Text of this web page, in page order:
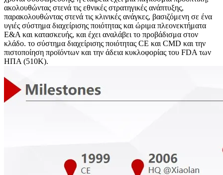
ακολουθώντας στενά τις εθνικές στρατηγικές ανάπτυξης,
παρακολουθώντας στενά τις κλινικές ανάγκες, βασιζόμενη σε ένα
υγιές σύστημα διαχείρισης ποιότητας και ώριμα πλεονεκτήματα
Ε&Α και κατασκευής, και έχει αναλάβει το προβάδισμα στον
κλάδο. το σύστημα διαχείρισης ποιότητας CE και CMD και την
πιστοποίηση προϊόντων και την άδεια κυκλοφορίας του FDA των
ΗΠΑ (510K).